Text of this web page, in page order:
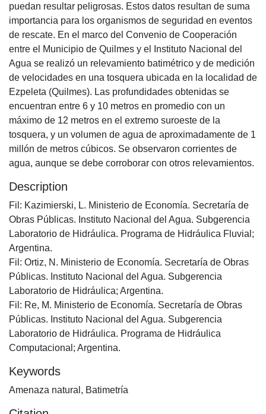
puedan resultar peligrosas. Estos datos resultan de suma
importancia para los organismos de seguridad en eventos
de rescate. En el marco del Convenio de Cooperación
entre el Municipio de Quilmes y el Instituto Nacional del
Agua se realizó un relevamiento batimétrico y de medición
de velocidades en una tosquera ubicada en la localidad de
Ezpeleta (Quilmes). Las profundidades obtenidas se
encuentran entre 6 y 10 metros en promedio con un
máximo de 12 metros en el extremo suroeste de la
tosquera, y un volumen de agua de aproximadamente de 1
millón de metros cúbicos. Se observaron corrientes de
agua, aunque se debe corroborar con otros relevamientos.
Description
Fil: Kazimierski, L. Ministerio de Economía. Secretaría de
Obras Públicas. Instituto Nacional del Agua. Subgerencia
Laboratorio de Hidráulica. Programa de Hidráulica Fluvial;
Argentina.
Fil: Ortiz, N. Ministerio de Economía. Secretaría de Obras
Públicas. Instituto Nacional del Agua. Subgerencia
Laboratorio de Hidráulica; Argentina.
Fil: Re, M. Ministerio de Economía. Secretaría de Obras
Públicas. Instituto Nacional del Agua. Subgerencia
Laboratorio de Hidráulica. Programa de Hidráulica
Computacional; Argentina.
Keywords
Amenaza natural , Batimetría